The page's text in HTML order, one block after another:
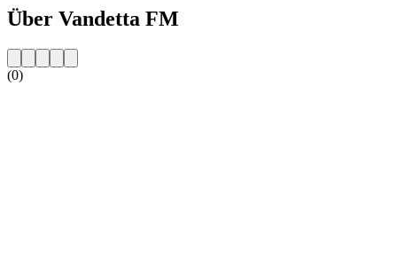
Über Vandetta FM
(0)